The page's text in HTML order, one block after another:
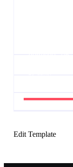
Edit Template